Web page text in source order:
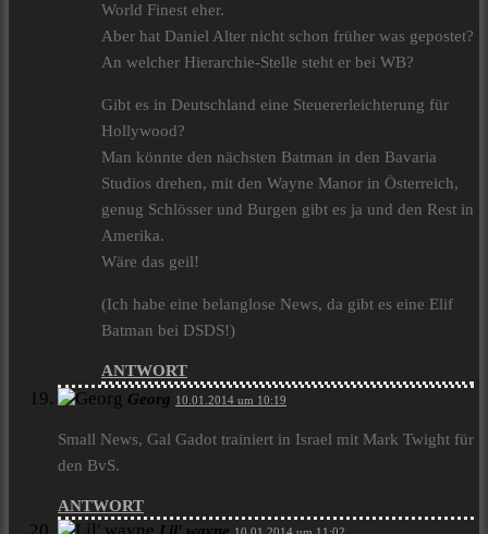
World Finest eher.
Aber hat Daniel Alter nicht schon früher was gepostet?
An welcher Hierarchie-Stelle steht er bei WB?
Gibt es in Deutschland eine Steuererleichterung für
Hollywood?
Man könnte den nächsten Batman in den Bavaria
Studios drehen, mit den Wayne Manor in Österreich,
genug Schlösser und Burgen gibt es ja und den Rest in
Amerika.
Wäre das geil!
(Ich habe eine belanglose News, da gibt es eine Elif
Batman bei DSDS!)
ANTWORT
Georg 10.01.2014 um 10:19
Small News, Gal Gadot trainiert in Israel mit Mark Twight für
den BvS.
ANTWORT